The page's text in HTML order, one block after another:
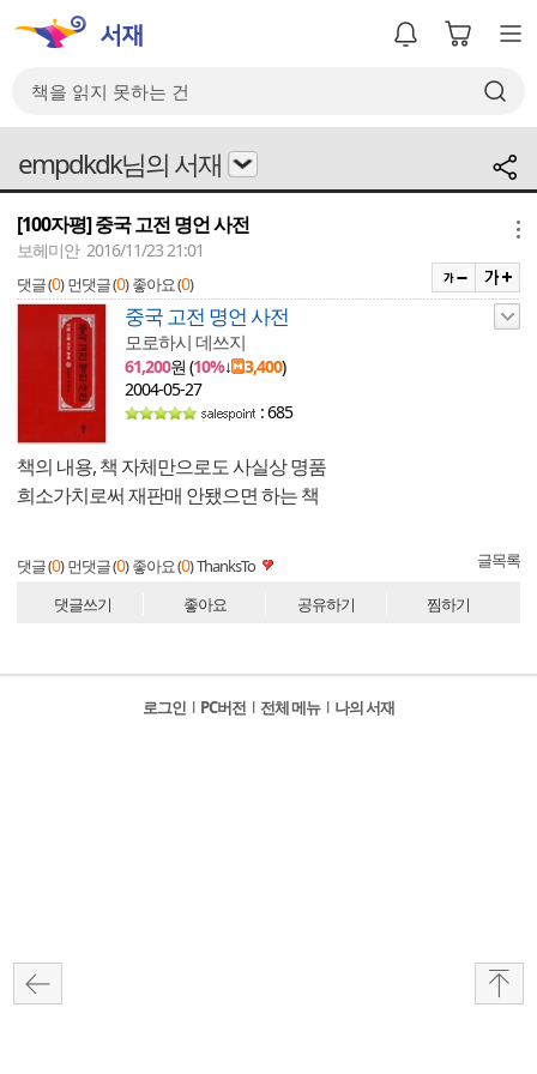
empdkdk님의 서재
[100자평] 중국 고전 명언 사전
보헤미안 2016/11/23 21:01
댓글 (0) 먼댓글 (0) 좋아요 (0)
중국 고전 명언 사전
모로하시 데쓰지
61,200원 (10%↓ 3,400)
2004-05-27
: 685
책의 내용, 책 자체만으로도 사실상 명품
희소가치로써 재판매 안됐으면 하는 책
댓글 (0) 먼댓글 (0) 좋아요 (0)ThanksTo 글목록
댓글쓰기 좋아요 공유하기 찜하기
로그인 l PC버전 l 전체 메뉴 l 나의 서재